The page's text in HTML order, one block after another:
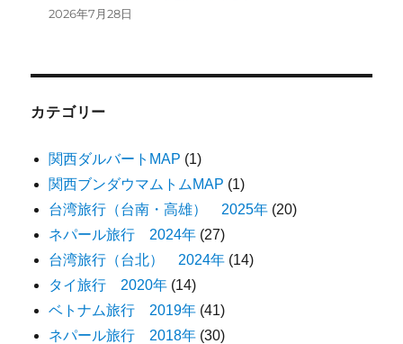
2026年7月28日
カテゴリー
関西ダルバートMAP (1)
関西ブンダウマムトムMAP (1)
台湾旅行（台南・高雄） 2025年 (20)
ネパール旅行 2024年 (27)
台湾旅行（台北） 2024年 (14)
タイ旅行 2020年 (14)
ベトナム旅行 2019年 (41)
ネパール旅行 2018年 (30)